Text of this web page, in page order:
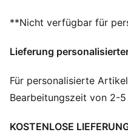
**Nicht verfügbar für
Lieferung
Für personalisierte
Bearbeitungszeit von 2-
KOSTENLOSE